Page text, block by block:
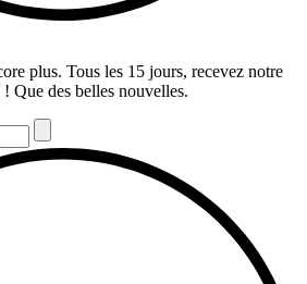
plus. Tous les 15 jours, recevez notre
Que des belles nouvelles.